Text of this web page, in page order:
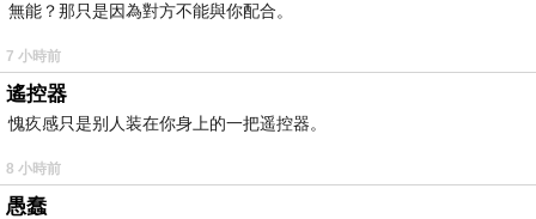
無能？那只是因為對方不能與你配合。
7 小時前
遙控器
愧疚感只是别人装在你身上的一把遥控器。
8 小時前
愚蠢